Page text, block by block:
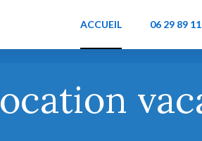
ACCUEIL 06 29 89